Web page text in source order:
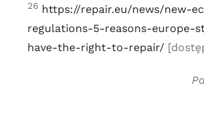
26 https://repair.eu/news/new-
regulations-5-reasons-europe-
have-the-right-to-repair/